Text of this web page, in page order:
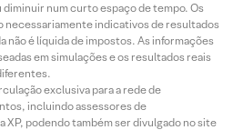
num curto espaço de tempo. Os
necessariamente indicativos de resultados
não é líquida de impostos. As informações
em simulações e os resultados reais
exclusiva para a rede de
incluindo assessores de
XP, podendo também ser divulgado no site